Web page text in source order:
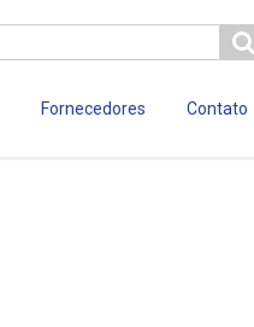
Fornecedores Contato